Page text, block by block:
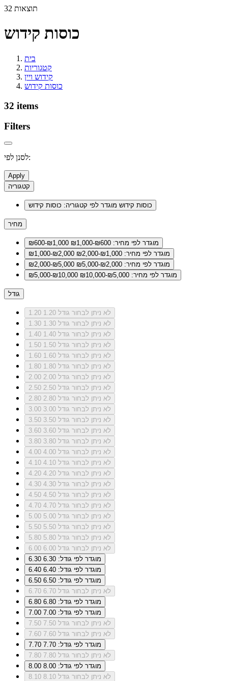
32 תוצאות
כוסות קידוש
בית
קטגוריות
קידוש ויין
כוסות קידוש
32 items
Filters
לסנן לפי:
Apply
קטגוריה
כוסות קידוש מוגדר לפי קטגוריה: כוסות קידוש
מחיר
₪600-₪1,000
מוגדר לפי מחיר: ₪600-₪1,000
₪1,000-₪2,000
מוגדר לפי מחיר: ₪1,000-₪2,000
₪2,000-₪5,000
מוגדר לפי מחיר: ₪2,000-₪5,000
₪5,000-₪10,000
מוגדר לפי מחיר: ₪5,000-₪10,000
גודל
1.20
לא ניתן לבחור גודל 1.20
1.30
לא ניתן לבחור גודל 1.30
1.40
לא ניתן לבחור גודל 1.40
1.50
לא ניתן לבחור גודל 1.50
1.60
לא ניתן לבחור גודל 1.60
1.80
לא ניתן לבחור גודל 1.80
2.00
לא ניתן לבחור גודל 2.00
2.50
לא ניתן לבחור גודל 2.50
2.80
לא ניתן לבחור גודל 2.80
3.00
לא ניתן לבחור גודל 3.00
3.50
לא ניתן לבחור גודל 3.50
3.60
לא ניתן לבחור גודל 3.60
3.80
לא ניתן לבחור גודל 3.80
4.00
לא ניתן לבחור גודל 4.00
4.10
לא ניתן לבחור גודל 4.10
4.20
לא ניתן לבחור גודל 4.20
4.30
לא ניתן לבחור גודל 4.30
4.50
לא ניתן לבחור גודל 4.50
4.70
לא ניתן לבחור גודל 4.70
5.00
לא ניתן לבחור גודל 5.00
5.50
לא ניתן לבחור גודל 5.50
5.80
לא ניתן לבחור גודל 5.80
6.00
לא ניתן לבחור גודל 6.00
6.30
מוגדר לפי גודל: 6.30
6.40
מוגדר לפי גודל: 6.40
6.50
מוגדר לפי גודל: 6.50
6.70
לא ניתן לבחור גודל 6.70
6.80
מוגדר לפי גודל: 6.80
7.00
מוגדר לפי גודל: 7.00
7.50
לא ניתן לבחור גודל 7.50
7.60
לא ניתן לבחור גודל 7.60
7.70
מוגדר לפי גודל: 7.70
7.80
לא ניתן לבחור גודל 7.80
8.00
מוגדר לפי גודל: 8.00
8.10
לא ניתן לבחור גודל 8.10